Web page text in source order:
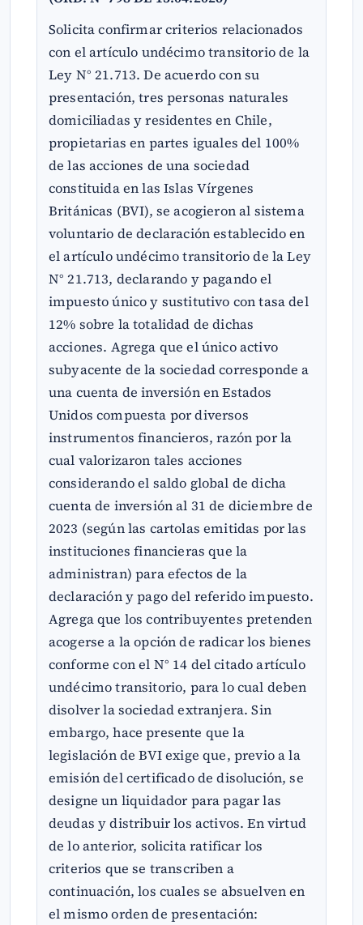
Solicita confirmar criterios relacionados
con el artículo undécimo transitorio de la
Ley N° 21.713. De acuerdo con su
presentación, tres personas naturales
domiciliadas y residentes en Chile,
propietarias en partes iguales del 100%
de las acciones de una sociedad
constituida en las Islas Vírgenes
Británicas (BVI), se acogieron al sistema
voluntario de declaración establecido en
el artículo undécimo transitorio de la Ley
N° 21.713, declarando y pagando el
impuesto único y sustitutivo con tasa del
12% sobre la totalidad de dichas
acciones. Agrega que el único activo
subyacente de la sociedad corresponde a
una cuenta de inversión en Estados
Unidos compuesta por diversos
instrumentos financieros, razón por la
cual valorizaron tales acciones
considerando el saldo global de dicha
cuenta de inversión al 31 de diciembre de
2023 (según las cartolas emitidas por las
instituciones financieras que la
administran) para efectos de la
declaración y pago del referido impuesto.
Agrega que los contribuyentes pretenden
acogerse a la opción de radicar los bienes
conforme con el N° 14 del citado artículo
undécimo transitorio, para lo cual deben
disolver la sociedad extranjera. Sin
embargo, hace presente que la
legislación de BVI exige que, previo a la
emisión del certificado de disolución, se
designe un liquidador para pagar las
deudas y distribuir los activos. En virtud
de lo anterior, solicita ratificar los
criterios que se transcriben a
continuación, los cuales se absuelven en
el mismo orden de presentación: